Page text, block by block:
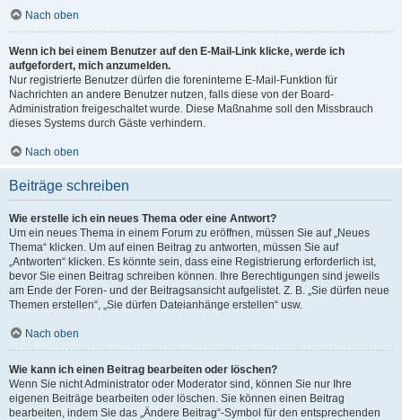
Nach oben
Wenn ich bei einem Benutzer auf den E-Mail-Link klicke, werde ich
aufgefordert, mich anzumelden.
Nur registrierte Benutzer dürfen die foreninterne E-Mail-Funktion für
Nachrichten an andere Benutzer nutzen, falls diese von der Board-
Administration freigeschaltet wurde. Diese Maßnahme soll den Missbrauch
dieses Systems durch Gäste verhindern.
Nach oben
Beiträge schreiben
Wie erstelle ich ein neues Thema oder eine Antwort?
Um ein neues Thema in einem Forum zu eröffnen, müssen Sie auf „Neues
Thema“ klicken. Um auf einen Beitrag zu antworten, müssen Sie auf
„Antworten“ klicken. Es könnte sein, dass eine Registrierung erforderlich ist,
bevor Sie einen Beitrag schreiben können. Ihre Berechtigungen sind jeweils
am Ende der Foren- und der Beitragsansicht aufgelistet. Z. B. „Sie dürfen neue
Themen erstellen“, „Sie dürfen Dateianhänge erstellen“ usw.
Nach oben
Wie kann ich einen Beitrag bearbeiten oder löschen?
Wenn Sie nicht Administrator oder Moderator sind, können Sie nur Ihre
eigenen Beiträge bearbeiten oder löschen. Sie können einen Beitrag
bearbeiten, indem Sie das „Ändere Beitrag“-Symbol für den entsprechenden